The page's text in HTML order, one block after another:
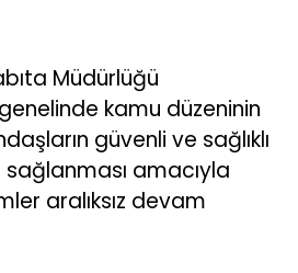
Müdürlüğü
kamu düzeninin
güvenli ve sağlıklı
sağlanması amacıyla
aralıksız devam